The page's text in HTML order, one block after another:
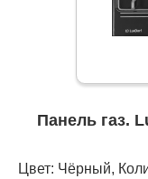
Панель газ.
Цвет: Чёрный,